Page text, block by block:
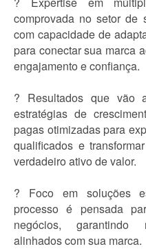
comprovada no setor de
com capacidade de
para conectar sua marca
engajamento e confiança.
? Resultados que vão
estratégias de
pagas otimizadas para
qualificados e
verdadeiro ativo de valor.
? Foco em soluções
processo é pensada
negócios, garantindo
alinhados com sua marca.